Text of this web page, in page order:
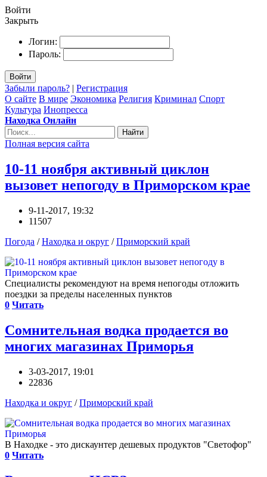
Войти
Закрыть
Логин:
Пароль:
Войти
Забыли пароль? | Регистрация
О сайте В мире Экономика Религия Криминал Спорт
Культура Инопресса
Находка Онлайн
Найти
Полная версия сайта
10-11 ноября активный циклон
вызовет непогоду в Приморском крае
9-11-2017, 19:32
11507
Погода /Находка и округ /Приморский край
Специалисты рекомендуют на время непогоды отложить
поездки за пределы населенных пунктов
0 Читать
Сомнительная водка продается во
многих магазинах Приморья
3-03-2017, 19:01
22836
Находка и округ /Приморский край
В Находке - это дискаунтер дешевых продуктов "Светофор"
0 Читать